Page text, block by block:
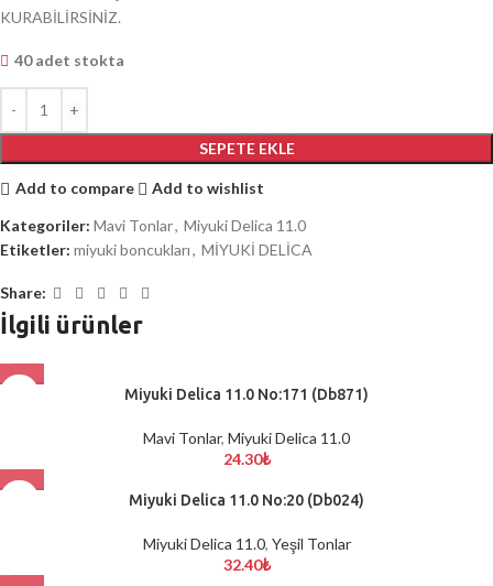
KURABİLİRSİNİZ.
40 adet stokta
SEPETE EKLE
Add to compare
Add to wishlist
Kategoriler: Mavi Tonlar, Miyuki Delica 11.0
Etiketler: miyuki boncukları, MİYUKİ DELİCA
Share:
İlgili ürünler
Miyuki Delica 11.0 No:171 (Db871)
Mavi Tonlar, Miyuki Delica 11.0
24.30₺
Miyuki Delica 11.0 No:20 (Db024)
Miyuki Delica 11.0, Yeşil Tonlar
32.40₺